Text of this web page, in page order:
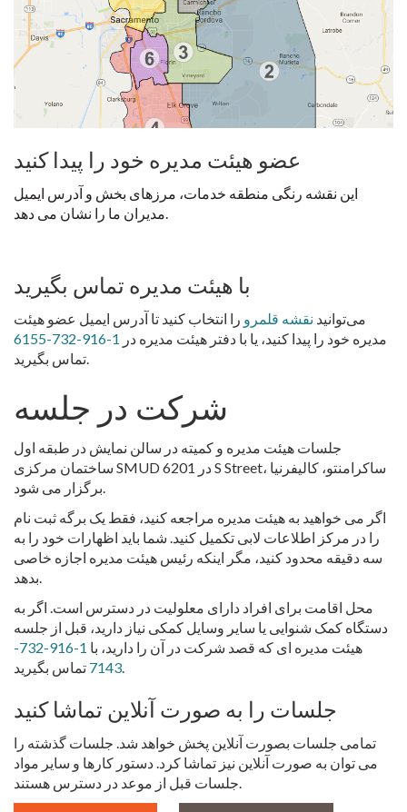
عضو هیئت مدیره خود را پیدا کنید
این نقشه رنگی منطقه خدمات، مرزهای بخش و آدرس ایمیل
با هیئت مدیره تماس بگیرید
می‌توانید نقشه قلمرو را انتخاب کنید تا آدرس ایمیل عضو هیئت
مدیره خود را پیدا کنید، یا با دفتر هیئت مدیره در 1-916-732-6155
شرکت در جلسه
جلسات هیئت مدیره و کمیته در سالن نمایش در طبقه اول
ساختمان مرکزی SMUD در 6201 S Street، ساکرامنتو، کالیفرنیا
اگر می خواهید به هیئت مدیره مراجعه کنید، فقط یک برگه ثبت نام
را در مرکز اطلاعات لابی تکمیل کنید. شما باید اظهارات خود را به
سه دقیقه محدود کنید، مگر اینکه رئیس هیئت مدیره اجازه خاصی
محل اقامت برای افراد دارای معلولیت در دسترس است. اگر به
دستگاه کمک شنوایی یا سایر وسایل کمکی نیاز دارید، قبل از جلسه
هیئت مدیره ای که قصد شرکت در آن را دارید، با
1-916-732-
7143
جلسات را به صورت آنلاین تماشا کنید
تمامی جلسات بصورت آنلاین پخش خواهد شد. جلسات گذشته را
می توان به صورت آنلاین نیز تماشا کرد. دستور کارها و سایر مواد